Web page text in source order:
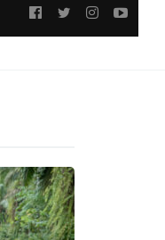
Follow